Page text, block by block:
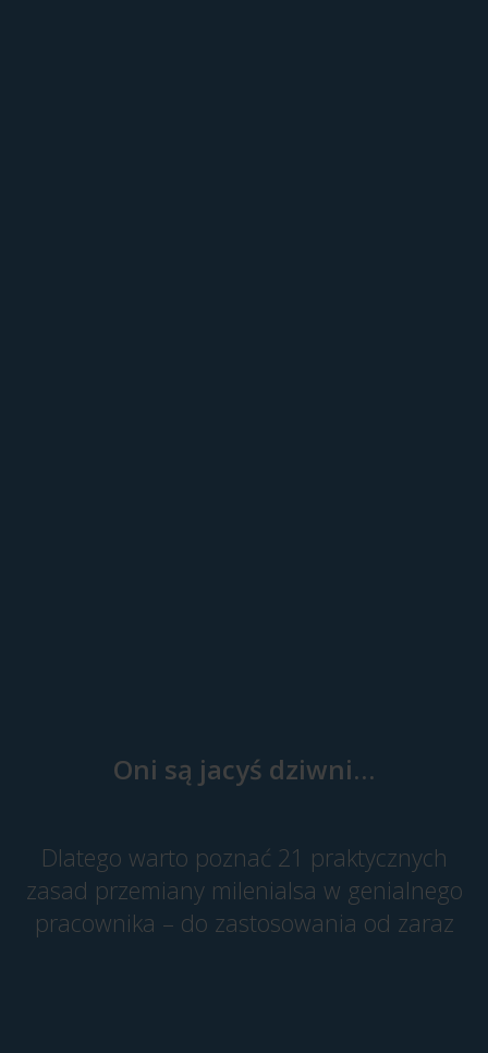
Oni są jacyś dziwni…
Dlatego warto poznać 21 praktycznych
zasad przemiany milenialsa w genialnego
pracownika – do zastosowania od zaraz